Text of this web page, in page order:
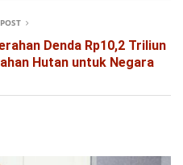
Denda Rp10,2 Triliun
Hutan untuk Negara